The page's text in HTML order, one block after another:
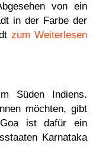
von ein
in der Farbe der
zum Weiterlesen
Süden Indiens.
möchten, gibt
ist dafür ein
Karnataka